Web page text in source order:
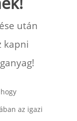
után
kapni
az igazi